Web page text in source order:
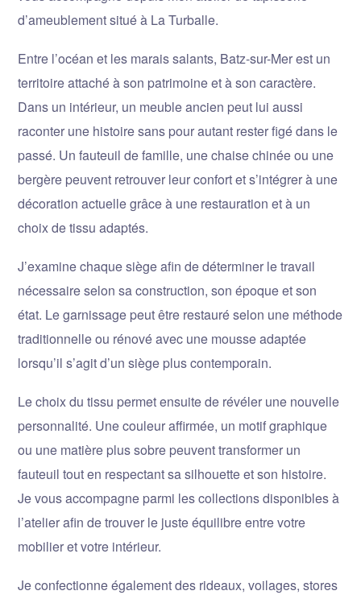
d’ameublement situé à La Turballe.
Entre l’océan et les marais salants, Batz-sur-Mer est un
territoire attaché à son patrimoine et à son caractère.
Dans un intérieur, un meuble ancien peut lui aussi
raconter une histoire sans pour autant rester figé dans le
passé. Un fauteuil de famille, une chaise chinée ou une
bergère peuvent retrouver leur confort et s’intégrer à une
décoration actuelle grâce à une restauration et à un
choix de tissu adaptés.
J’examine chaque siège afin de déterminer le travail
nécessaire selon sa construction, son époque et son
état. Le garnissage peut être restauré selon une méthode
traditionnelle ou rénové avec une mousse adaptée
lorsqu’il s’agit d’un siège plus contemporain.
Le choix du tissu permet ensuite de révéler une nouvelle
personnalité. Une couleur affirmée, un motif graphique
ou une matière plus sobre peuvent transformer un
fauteuil tout en respectant sa silhouette et son histoire.
Je vous accompagne parmi les collections disponibles à
l’atelier afin de trouver le juste équilibre entre votre
mobilier et votre intérieur.
Je confectionne également des rideaux, voilages, stores